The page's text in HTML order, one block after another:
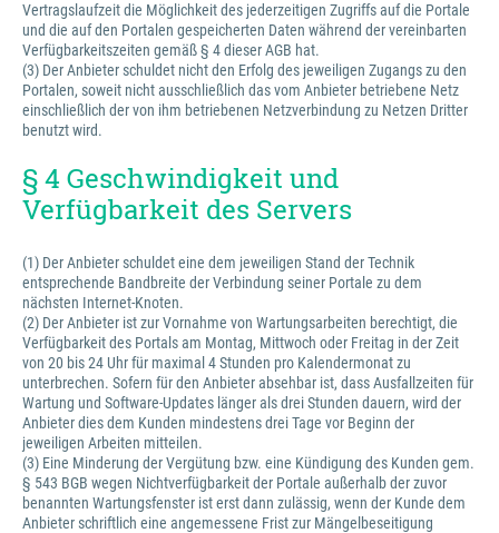
Vertragslaufzeit die Möglichkeit des jederzeitigen Zugriffs auf die Portale
und die auf den Portalen gespeicherten Daten während der vereinbarten
Verfügbarkeitszeiten gemäß § 4 dieser AGB hat.
(3) Der Anbieter schuldet nicht den Erfolg des jeweiligen Zugangs zu den
Portalen, soweit nicht ausschließlich das vom Anbieter betriebene Netz
einschließlich der von ihm betriebenen Netzverbindung zu Netzen Dritter
benutzt wird.
§ 4 Geschwindigkeit und
Verfügbarkeit des Servers
(1) Der Anbieter schuldet eine dem jeweiligen Stand der Technik
entsprechende Bandbreite der Verbindung seiner Portale zu dem
nächsten Internet-Knoten.
(2) Der Anbieter ist zur Vornahme von Wartungsarbeiten berechtigt, die
Verfügbarkeit des Portals am Montag, Mittwoch oder Freitag in der Zeit
von 20 bis 24 Uhr für maximal 4 Stunden pro Kalendermonat zu
unterbrechen. Sofern für den Anbieter absehbar ist, dass Ausfallzeiten für
Wartung und Software-Updates länger als drei Stunden dauern, wird der
Anbieter dies dem Kunden mindestens drei Tage vor Beginn der
jeweiligen Arbeiten mitteilen.
(3) Eine Minderung der Vergütung bzw. eine Kündigung des Kunden gem.
§ 543 BGB wegen Nichtverfügbarkeit der Portale außerhalb der zuvor
benannten Wartungsfenster ist erst dann zulässig, wenn der Kunde dem
Anbieter schriftlich eine angemessene Frist zur Mängelbeseitigung